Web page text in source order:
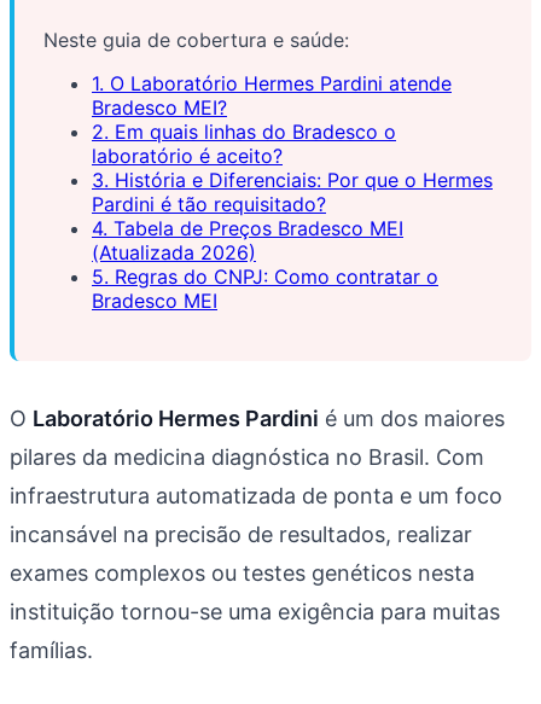
Neste guia de cobertura e saúde:
1. O Laboratório Hermes Pardini atende
Bradesco MEI?
2. Em quais linhas do Bradesco o
laboratório é aceito?
3. História e Diferenciais: Por que o Hermes
Pardini é tão requisitado?
4. Tabela de Preços Bradesco MEI
(Atualizada 2026)
5. Regras do CNPJ: Como contratar o
Bradesco MEI
O Laboratório Hermes Pardini é um dos maiores
pilares da medicina diagnóstica no Brasil. Com
infraestrutura automatizada de ponta e um foco
incansável na precisão de resultados, realizar
exames complexos ou testes genéticos nesta
instituição tornou-se uma exigência para muitas
famílias.